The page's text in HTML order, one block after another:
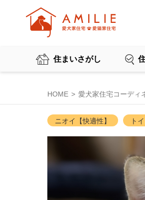
住まいさがし
HOME 愛犬家住宅コーディ
ニオイ【快適性】 ト